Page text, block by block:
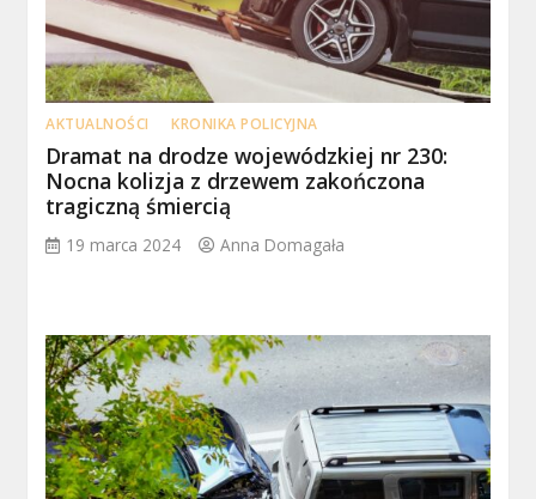
AKTUALNOŚCI KRONIKA POLICYJNA
Dramat na drodze wojewódzkiej nr 230:
Nocna kolizja z drzewem zakończona
tragiczną śmiercią
19 marca 2024 Anna Domagała